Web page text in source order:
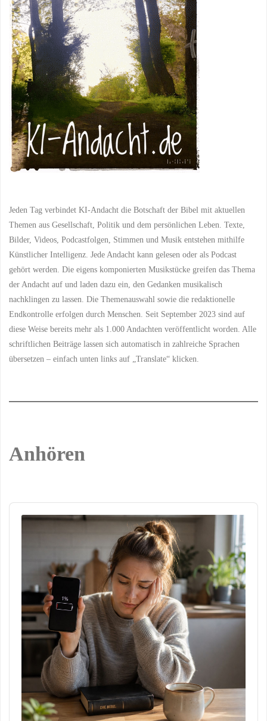
Jeden Tag verbindet KI-Andacht die Botschaft der Bibel mit aktuellen
Themen aus Gesellschaft, Politik und dem persönlichen Leben. Texte,
Bilder, Videos, Podcastfolgen, Stimmen und Musik entstehen mithilfe
Künstlicher Intelligenz. Jede Andacht kann gelesen oder als Podcast
gehört werden. Die eigens komponierten Musikstücke greifen das Thema
der Andacht auf und laden dazu ein, den Gedanken musikalisch
nachklingen zu lassen. Die Themenauswahl sowie die redaktionelle
Endkontrolle erfolgen durch Menschen. Seit September 2023 sind auf
diese Weise bereits mehr als 1.000 Andachten veröffentlicht worden. Alle
schriftlichen Beiträge lassen sich automatisch in zahlreiche Sprachen
übersetzen – einfach unten links auf „Translate“ klicken.
Anhören
Audio
Player